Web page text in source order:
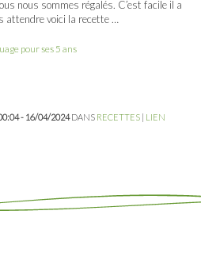
nous sommes régalés. C’est facile il a
attendre voici la recette …
pour ses 5 ans
- 16/04/2024DANS RECETTES | LIEN